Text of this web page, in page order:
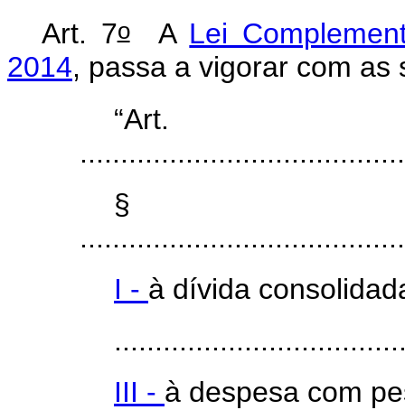
Art. 7oA Lei
2014, passa a vigorar com as
§
I - à dívida
III - à despesa com